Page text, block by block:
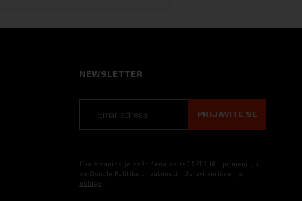
NEWSLETTER
PRIJAVITE SE
Ova stranica je zaštićena sa reCAPTCHA i primenjuju
se Google Politika privatnosti i Uslovi korišćenja
usluge